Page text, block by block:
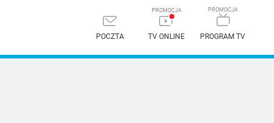
POCZTA TV ONLINE PROGRAM TV